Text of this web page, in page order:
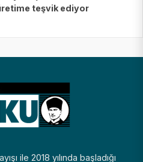
teşvik ediyor
ile 2018 yılında başladığı